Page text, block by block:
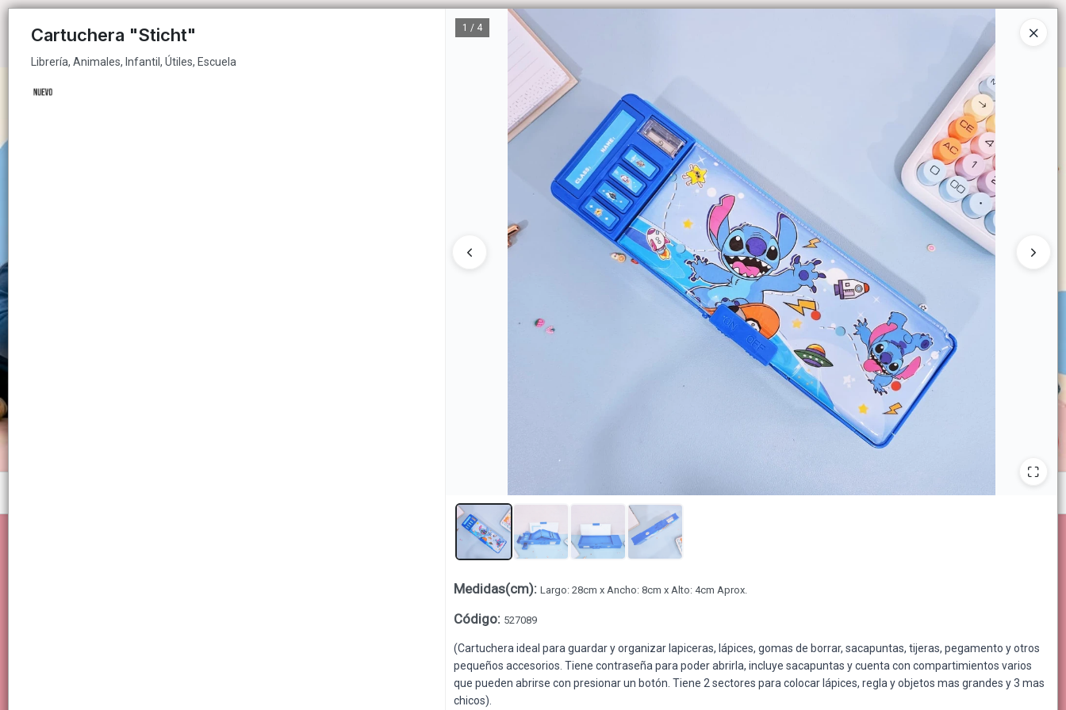
Librería, Animales, Infantil, Útiles, Escuela
Cartuchera "Sticht"
Librería, Animales, Infantil, Útiles, Escuela
1 / 4
Medidas(cm): Largo: 28cm x Ancho: 8cm x Alto: 4cm Aprox.
Código: 527089
(Cartuchera ideal para guardar y organizar lapiceras, lápices, gomas de borrar, sacapuntas, tijeras, pegamento y otros
pequeños accesorios. Tiene contraseña para poder abrirla, incluye sacapuntas y cuenta con compartimientos varios
que pueden abrirse con presionar un botón. Tiene 2 sectores para colocar lápices, regla y objetos mas grandes y 3 mas
chicos).
Ingresar a la Tienda